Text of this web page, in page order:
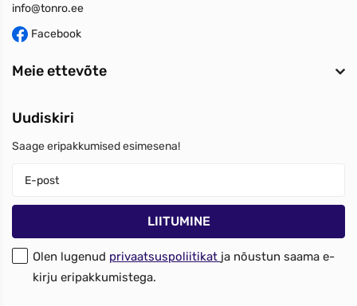
info@tonro.ee
Facebook
Meie ettevõte
Uudiskiri
Saage eripakkumised esimesena!
Olen lugenud privaatsuspoliitikat ja nõustun saama e-
kirju eripakkumistega.